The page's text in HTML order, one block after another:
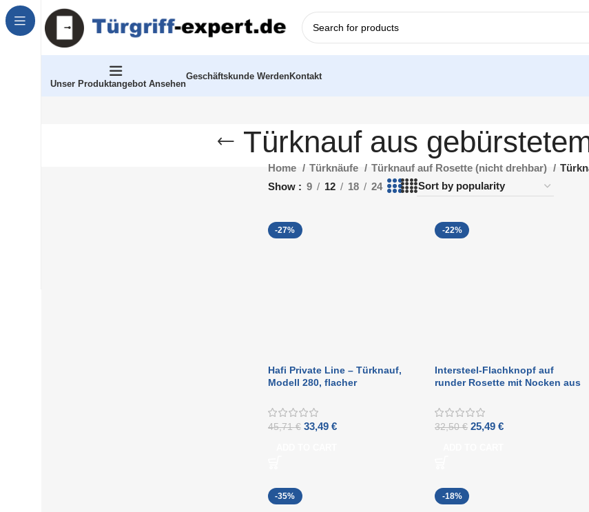
Unser Produktangebot Ansehen
Geschäftskunde WerdenKontakt
Türknauf aus
Home Türknäufe Türknauf auf Rosette (nicht drehbar)
Show
9 12 18 24
-27%
Hafi Private Line – Türknauf,
Modell 280, flacher
runder Rosette
45,71€ 33,49 €
-22%
Intersteel-Flachknopf auf
runder Rosette mit Nocken aus
32,50€ 25,49€
-35% -18%